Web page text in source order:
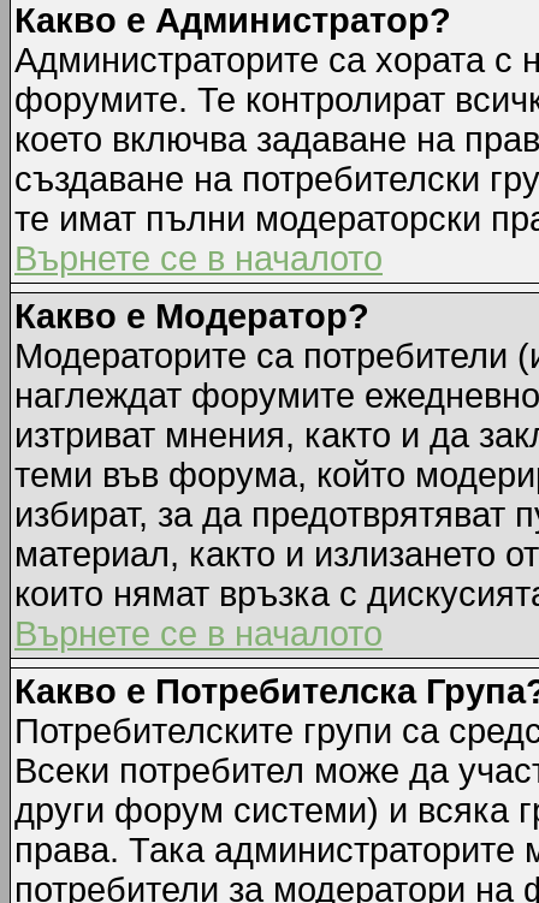
Какво е Администратор?
Администраторите са хората с
форумите. Те контролират
което включва задаване на
създаване на потребителски
те имат пълни модераторски
Върнете се в началото
Какво е Модератор?
Модераторите са потребители
наглеждат форумите
изтриват мнения, както и да
теми във форума, който
избират, за да предотврятяват
материал, както и излизането
които нямат връзка с
Върнете се в началото
Какво е Потребителска
Потребителските групи са
Всеки потребител може да
други форум системи) и всяка
права. Така администраторите
потребители за модератори